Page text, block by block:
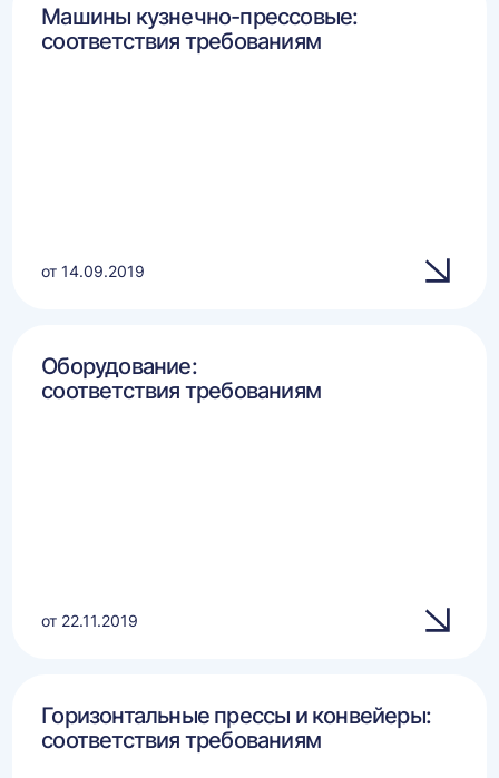
Машины кузнечно-прессовые:
соответствия требованиям
от 14.09.2019
Оборудование:
соответствия требованиям
от 22.11.2019
Горизонтальные прессы и конвейеры:
соответствия требованиям